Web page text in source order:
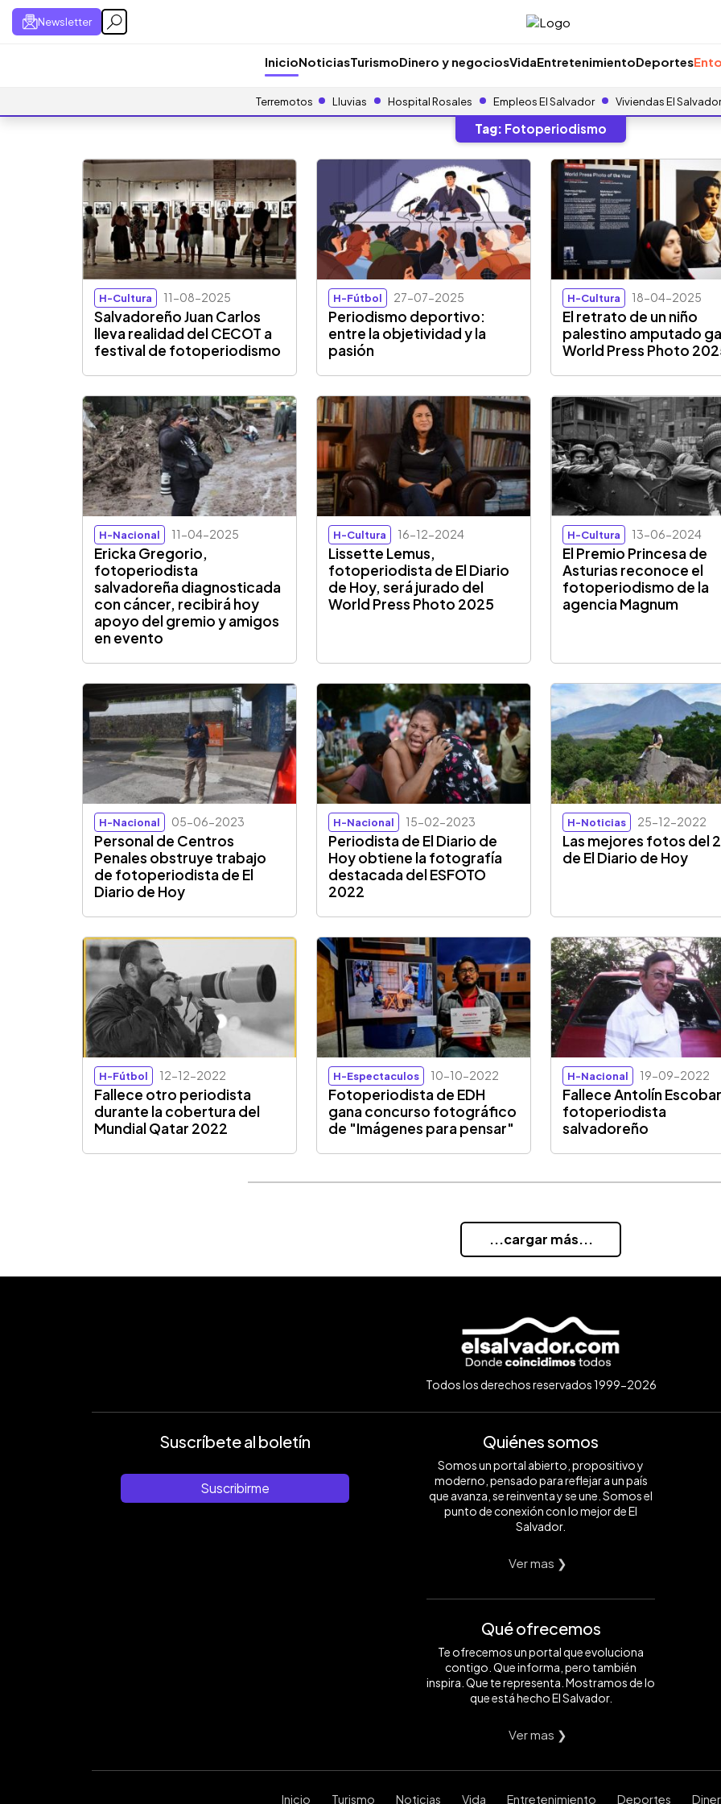
Newsletter
InicioNoticiasTurismoDinero y negociosVidaEntretenimientoDeportes
Terremotos Lluvias Hospital Rosales Empleos El Salvador Viviendas El Salvador
Tag: Fotoperiodismo
H-Cultura 11-08-2025
Salvadoreño Juan Carlos
lleva realidad del CECOT a
festival de fotoperiodismo
H-Fútbol 27-07-2025
Periodismo deportivo:
entre la objetividad y la
pasión
H-Cultura 18-04-2025
El retrato de un niño
palestino amputado
World Press Photo
H-Nacional 11-04-2025
Ericka Gregorio,
fotoperiodista
salvadoreña diagnosticada
con cáncer, recibirá hoy
apoyo del gremio y amigos
en evento
H-Cultura 16-12-2024
Lissette Lemus,
fotoperiodista de El Diario
de Hoy, será jurado del
World Press Photo 2025
H-Cultura 13-06-2024
El Premio Princesa de
Asturias reconoce el
fotoperiodismo de la
agencia Magnum
H-Nacional 05-06-2023
Personal de Centros
Penales obstruye trabajo
de fotoperiodista de El
Diario de Hoy
H-Nacional 15-02-2023
Periodista de El Diario de
Hoy obtiene la fotografía
destacada del ESFOTO
2022
H-Noticias 25-12-2022
Las mejores fotos del
de El Diario de Hoy
H-Fútbol 12-12-2022
Fallece otro periodista
durante la cobertura del
Mundial Qatar 2022
H-Espectaculos 10-10-2022
Fotoperiodista de EDH
gana concurso fotográfico
de "Imágenes para pensar"
H-Nacional 19-09-2022
Fallece Antolín
fotoperiodista
salvadoreño
...cargar más...
Todos los derechos reservados 1999-2026
Suscríbete al boletín
Suscribirme
Quiénes somos
Somos un portal abierto, propositivo y
moderno, pensado para reflejar a un país
que avanza, se reinventa y se une. Somos el
punto de conexión con lo mejor de El
Salvador.
Ver mas ❯
Qué ofrecemos
Te ofrecemos un portal que evoluciona
contigo. Que informa, pero también
inspira. Que te representa. Mostramos de lo
que está hecho El Salvador.
Ver mas ❯
Inicio Turismo Noticias Vida Entretenimiento Deportes